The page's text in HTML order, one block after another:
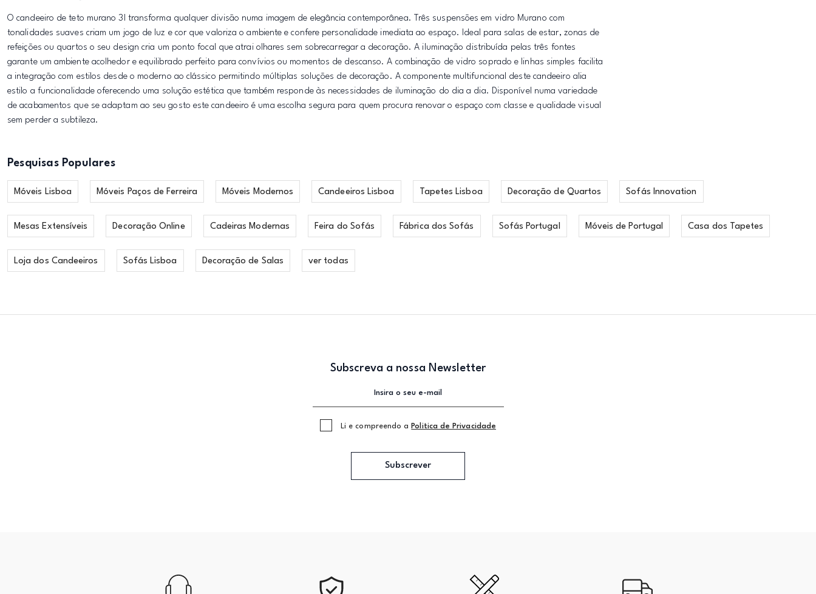
O candeeiro de teto murano 3l transforma qualquer divisão numa imagem de elegância contemporânea. Três suspensões em vidro Murano com
tonalidades suaves criam um jogo de luz e cor que valoriza o ambiente e confere personalidade imediata ao espaço. Ideal para salas de estar, zonas de
refeições ou quartos o seu design cria um ponto focal que atrai olhares sem sobrecarregar a decoração. A iluminação distribuída pelas três fontes
garante um ambiente acolhedor e equilibrado perfeito para convívios ou momentos de descanso. A combinação de vidro soprado e linhas simples facilita
a integração com estilos desde o moderno ao clássico permitindo múltiplas soluções de decoração. A componente multifuncional deste candeeiro alia
estilo a funcionalidade oferecendo uma solução estética que também responde às necessidades de iluminação do dia a dia. Disponível numa variedade
de acabamentos que se adaptam ao seu gosto este candeeiro é uma escolha segura para quem procura renovar o espaço com classe e qualidade visual
sem perder a subtileza.
Pesquisas Populares
Móveis Lisboa Móveis Paços de Ferreira Móveis Modernos Candeeiros Lisboa Tapetes Lisboa Decoração de Quartos Sofás Innovation
Mesas Extensíveis Decoração Online Cadeiras Modernas Feira do Sofás Fábrica dos Sofás Sofás Portugal Móveis de Portugal Casa dos Tapetes
Loja dos Candeeiros Sofás Lisboa Decoração de Salas ver todas
Subscreva a nossa Newsletter
Li e compreendo a Politica de Privacidade
Subscrever